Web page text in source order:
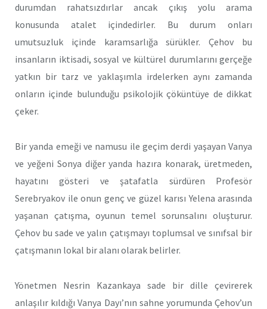
durumdan rahatsızdırlar ancak çıkış yolu arama
konusunda atalet içindedirler. Bu durum onları
umutsuzluk içinde karamsarlığa sürükler. Çehov bu
insanların iktisadi, sosyal ve kültürel durumlarını gerçeğe
yatkın bir tarz ve yaklaşımla irdelerken aynı zamanda
onların içinde bulunduğu psikolojik çöküntüye de dikkat
çeker.
Bir yanda emeği ve namusu ile geçim derdi yaşayan Vanya
ve yeğeni Sonya diğer yanda hazıra konarak, üretmeden,
hayatını gösteri ve şatafatla sürdüren Profesör
Serebryakov ile onun genç ve güzel karısı Yelena arasında
yaşanan çatışma, oyunun temel sorunsalını oluşturur.
Çehov bu sade ve yalın çatışmayı toplumsal ve sınıfsal bir
çatışmanın lokal bir alanı olarak belirler.
Yönetmen Nesrin Kazankaya sade bir dille çevirerek
anlaşılır kıldığı Vanya Dayı’nın sahne yorumunda Çehov’un